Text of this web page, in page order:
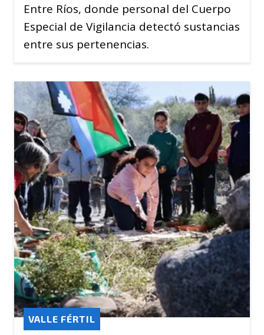
Entre Ríos, donde personal del Cuerpo
Especial de Vigilancia detectó sustancias
entre sus pertenencias.
VALLE FÉRTIL